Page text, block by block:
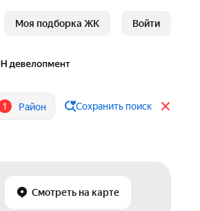
Моя подборка ЖК Войти
1 Район Сохранить поиск
Смотреть на карте